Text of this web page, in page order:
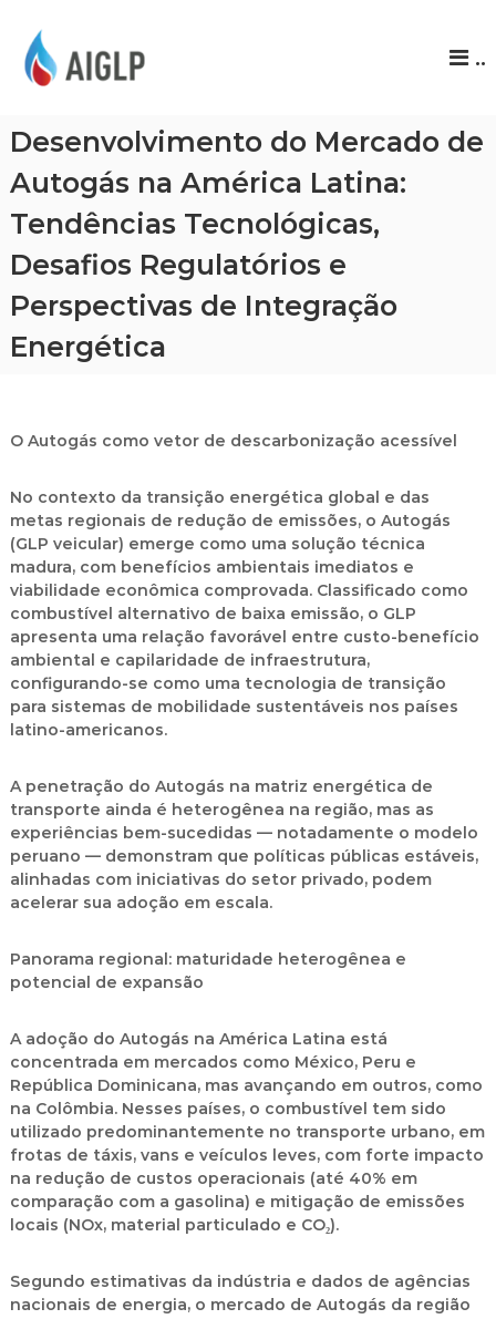
P
..
Desenvolvimento do Mercado de
Autogás na América Latina:
Tendências Tecnológicas,
Desafios Regulatórios e
Perspectivas de Integração
Energética
O Autogás como vetor de descarbonização acessível
No contexto da transição energética global e das
metas regionais de redução de emissões, o Autogás
(GLP veicular) emerge como uma solução técnica
madura, com benefícios ambientais imediatos e
viabilidade econômica comprovada. Classificado como
combustível alternativo de baixa emissão, o GLP
apresenta uma relação favorável entre custo-benefício
ambiental e capilaridade de infraestrutura,
configurando-se como uma tecnologia de transição
para sistemas de mobilidade sustentáveis nos países
latino-americanos.
A penetração do Autogás na matriz energética de
transporte ainda é heterogênea na região, mas as
experiências bem-sucedidas — notadamente o modelo
peruano — demonstram que políticas públicas estáveis,
alinhadas com iniciativas do setor privado, podem
acelerar sua adoção em escala.
Panorama regional: maturidade heterogênea e
potencial de expansão
A adoção do Autogás na América Latina está
concentrada em mercados como México, Peru e
República Dominicana, mas avançando em outros, como
na Colômbia. Nesses países, o combustível tem sido
utilizado predominantemente no transporte urbano, em
frotas de táxis, vans e veículos leves, com forte impacto
na redução de custos operacionais (até 40% em
comparação com a gasolina) e mitigação de emissões
locais (NOx, material particulado e CO₂).
Segundo estimativas da indústria e dados de agências
nacionais de energia, o mercado de Autogás da região